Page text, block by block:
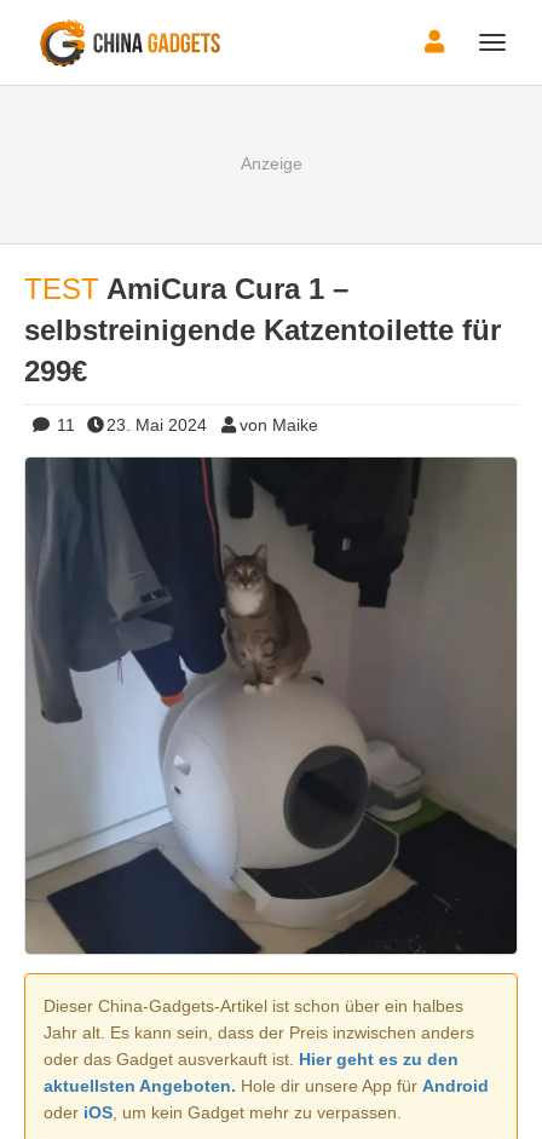
Toggle
TEST AmiCura Cura 1 –
selbstreinigende Katzentoilette für
299€
11 23. Mai 2024 von Maike
Dieser China-Gadgets-Artikel ist schon über ein halbes
Jahr alt. Es kann sein, dass der Preis inzwischen anders
oder das Gadget ausverkauft ist. Hier geht es zu den
aktuellsten Angeboten. Hole dir unsere App für Android
oder iOS , um kein Gadget mehr zu verpassen.